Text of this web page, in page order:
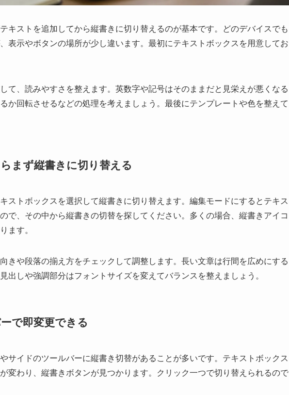
キストを追加してから縦書きに切り替えるのが基本です。どのデバイスでも
表示やボタンの場所が少し違います。最初にテキストボックスを用意してお
て、読みやすさを整えます。英数字や記号はそのままだと見栄えが悪くなる
か回転させるなどの処理を考えましょう。最後にテンプレートや色を整えて
まず縦書きに切り替える
ストボックスを選択して縦書きに切り替えます。編集モードにするとテキス
で、その中から縦書きの切替を探してください。多くの場合、縦書きアイコ
ます。
きや段落の揃え方をチェックして調整します。長い文章は行間を広めにする
出しや強調部分はフォントサイズを変えてバランスを整えましょう。
で即変更できる
サイドのツールバーに縦書き切替があることが多いです。テキストボックス
変わり、縦書きボタンが見つかります。クリック一つで切り替えられるので